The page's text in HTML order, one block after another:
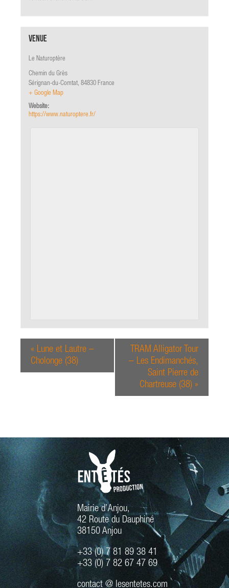
Venue
Le Naturoptère
Chemin du Grès
Sérignan-du-Comtat, 84830 France
+ Google Map
Website:
https://www.naturoptere.fr/
« Lune et Lautre –
Cholonge (38)
TRAM Alligator Tour
– Les Endimanchés,
Saint Pierre de
Chartreuse (38) »
Mairie d’Anjou,
42 Route du Dauphiné
38150 Anjou
+33 (0) 7 81 89 38 41
+33 (0) 7 82 67 47 69
contact @ lesentetes.com